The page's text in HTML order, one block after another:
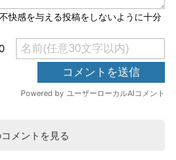
メントを見る